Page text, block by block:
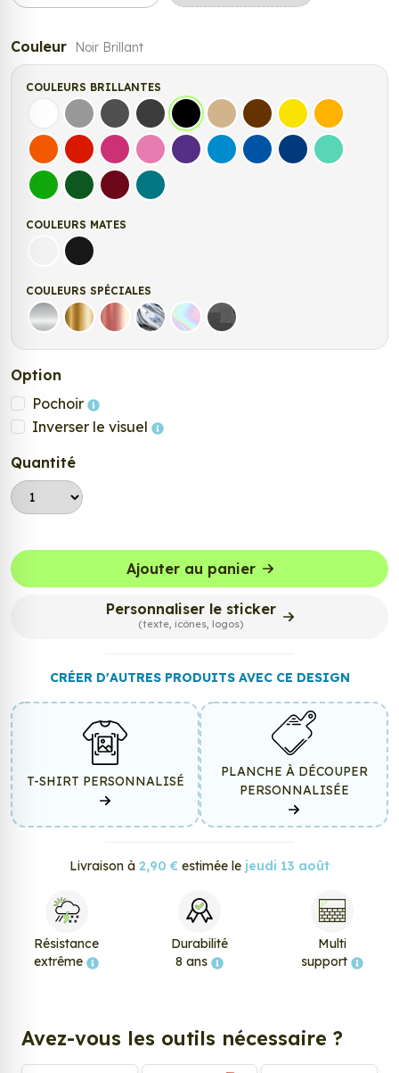
Couleur Noir Brillant
COULEURS BRILLANTES
Blanc Gris Gris FoncéGris Anthracite
Noir Beige Marron Jaune ClairJaune
OrangeRouge FuchsiaRose Violet Bleu clairBleu MoyenBleu FoncéBleu Vert
Vert clairVert FoncéBordeauxTurquoise
COULEURS MATES
Blanc matNoir Mat
COULEURS SPÉCIALES
Argent Or Rose Gold
ChromeHolographique
Carbone Noir
Option
Pochoir
Inverser le visuel
Quantité
Ajouter au panier
Personnaliser le sticker
(texte, icônes, logos)
CRÉER D'AUTRES PRODUITS AVEC CE DESIGN
T-SHIRT PERSONNALISÉ
PLANCHE À DÉCOUPER
PERSONNALISÉE
Livraison à 2,90 € estimée le jeudi 13 août
Résistance
extrême
Durabilité
8 ans
Multi
support
Avez-vous les outils nécessaire ?